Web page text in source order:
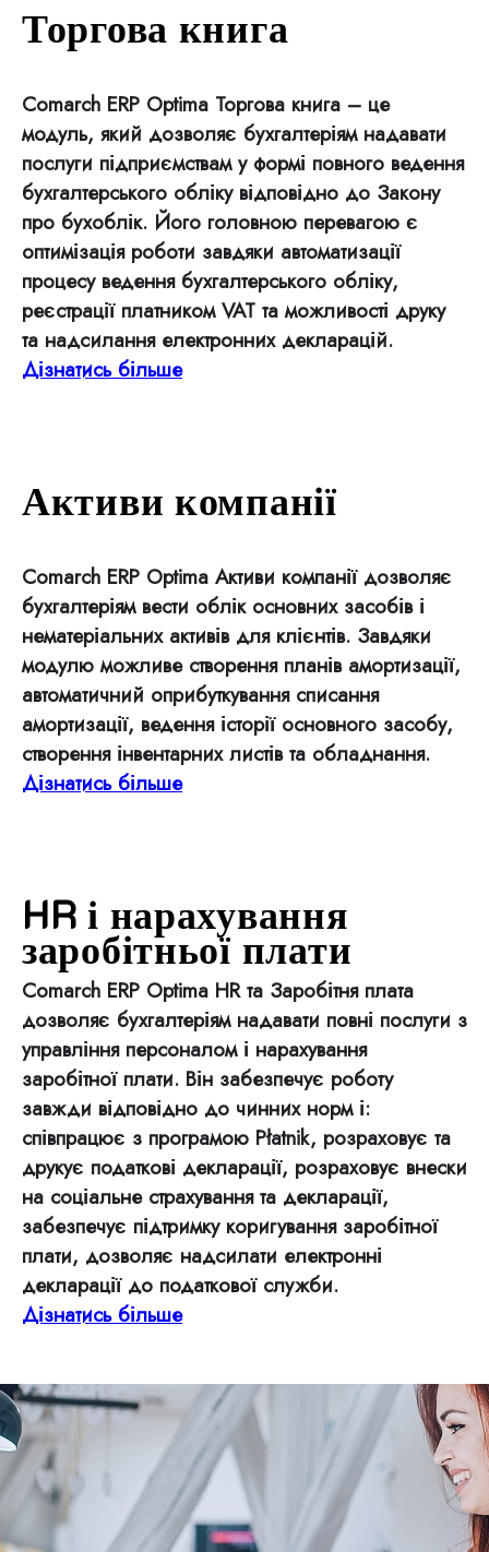
Торгова книга
Comarch ERP Optima Торгова книга – це
модуль, який дозволяє бухгалтеріям надавати
послуги підприємствам у формі повного ведення
бухгалтерського обліку відповідно до Закону
про бухоблік. Його головною перевагою є
оптимізація роботи завдяки автоматизації
процесу ведення бухгалтерського обліку,
реєстрації платником VAT та можливості друку
та надсилання електронних декларацій.
Дізнатись більше
Активи компанії
Comarch ERP Optima Активи компанії дозволяє
бухгалтеріям вести облік основних засобів і
нематеріальних активів для клієнтів. Завдяки
модулю можливе створення планів амортизації,
автоматичний оприбуткування списання
амортизації, ведення історії основного засобу,
створення інвентарних листів та обладнання.
Дізнатись більше
HR і нарахування
заробітньої плати
Comarch ERP Optima HR та Заробітня плата
дозволяє бухгалтеріям надавати повні послуги з
управління персоналом і нарахування
заробітної плати. Він забезпечує роботу
завжди відповідно до чинних норм і:
співпрацює з програмою Płatnik, розраховує та
друкує податкові декларації, розраховує внески
на соціальне страхування та декларації,
забезпечує підтримку коригування заробітної
плати, дозволяє надсилати електронні
декларації до податкової служби.
Дізнатись більше